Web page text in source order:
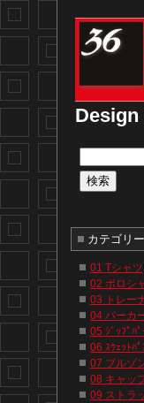
Design
カテゴリー
01 Tシャツ
02 ポロシ
03 トレー
04 パーカ
05 ｼﾞｯﾌﾟﾊﾟ
06 ｽｳｪｯﾄﾊﾟ
07 ブルゾ
08 キャッ
09 ストラ